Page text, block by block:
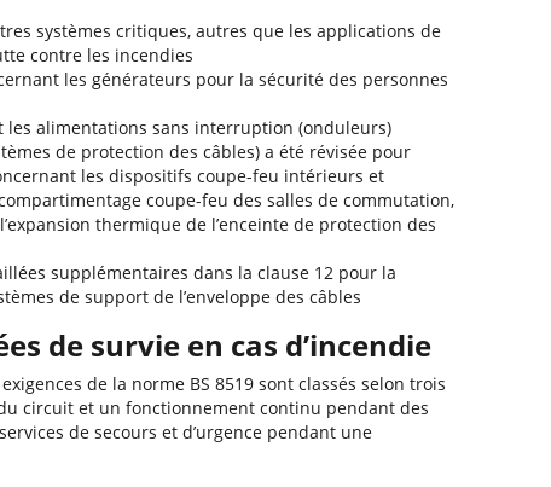
systèmes critiques, autres que les applications de
contre les incendies
les générateurs pour la sécurité des personnes
les alimentations sans interruption (onduleurs)
de protection des câbles) a été révisée pour
les dispositifs coupe-feu intérieurs et
coupe-feu des salles de commutation,
thermique de l’enceinte de protection des
supplémentaires dans la clause 12 pour la
de support de l’enveloppe des câbles
de survie en cas d’incendie
de la norme BS 8519 sont classés selon trois
circuit et un fonctionnement continu pendant des
de secours et d’urgence pendant une